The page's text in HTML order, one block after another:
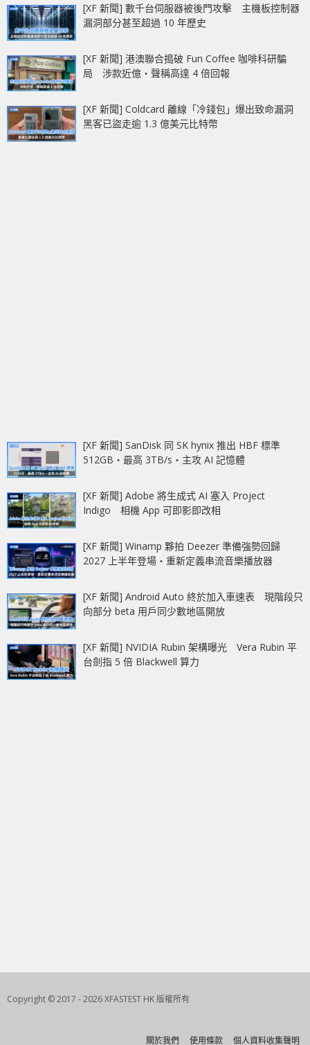
[XF 新聞] 數千台伺服器被後門攻擊 主機板控制器
漏洞部分甚至超過 10 年歷史
[XF 新聞] 港澳聯合搗破 Fun Coffee 咖啡科研騙
局 涉款近億‧聲稱高達 4 倍回報
[XF 新聞] Coldcard 離線「冷錢包」爆出致命漏洞
黑客已盜走逾 1.3 億美元比特幣
[XF 新聞] SanDisk 同 SK hynix 推出 HBF 標準
512GB‧最高 3TB/s‧主攻 AI 記憶體
[XF 新聞] Adobe 將生成式 AI 塞入 Project
Indigo 相機 App 可即影即改相
[XF 新聞] Winamp 夥拍 Deezer 準備強勢回歸
2027 上半年登場‧重新定義串流音樂播放器
[XF 新聞] Android Auto 終於加入車速表 現階段只
向部分 beta 用戶同少數地區開放
[XF 新聞] NVIDIA Rubin 架構曝光 Vera Rubin 平
台劍指 5 倍 Blackwell 算力
Copyright © 2017 - 2026 XFASTEST HK 版權所有
關於我們 使用條款 個人資料收集聲明